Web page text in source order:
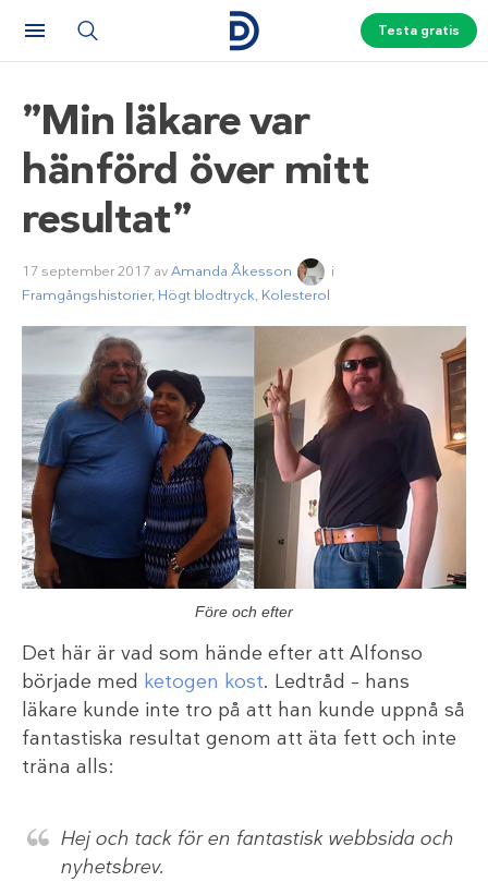
Testa gratis
”Min läkare var
hänförd över mitt
resultat”
17 september 2017 avAmanda Åkesson
i
Framgångshistorier, Högt blodtryck, Kolesterol
Före och efter
Det här är vad som hände efter att Alfonso
började med ketogen kost. Ledtråd – hans
läkare kunde inte tro på att han kunde uppnå så
fantastiska resultat genom att äta fett och inte
träna alls:
Hej och tack för en fantastisk webbsida och
nyhetsbrev.